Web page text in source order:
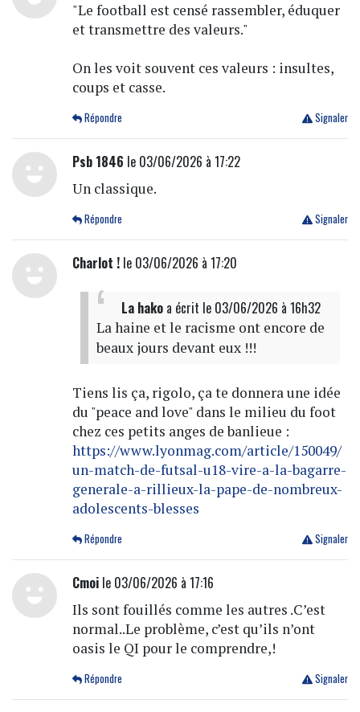
"Le football est censé rassembler, éduquer
et transmettre des valeurs."
On les voit souvent ces valeurs : insultes,
coups et casse.
Signaler
Répondre
Psb 1846 le 03/06/2026 à 17:22
Un classique.
Signaler
Répondre
Charlot !le 03/06/2026 à 17:20
La hakoa écrit le 03/06/2026 à 16h32
La haine et le racisme ont encore de
beaux jours devant eux !!!
Tiens lis ça, rigolo, ça te donnera une idée
du "peace and love" dans le milieu du foot
chez ces petits anges de banlieue :
https://www.lyonmag.com/article/150049/
un-match-de-futsal-u18-vire-a-la-bagarre-
generale-a-rillieux-la-pape-de-nombreux-
adolescents-blesses
Signaler
Répondre
Cmoile 03/06/2026 à 17:16
Ils sont fouillés comme les autres .C’est
normal..Le problème, c’est qu’ils n’ont
oasis le QI pour le comprendre,!
Signaler
Répondre